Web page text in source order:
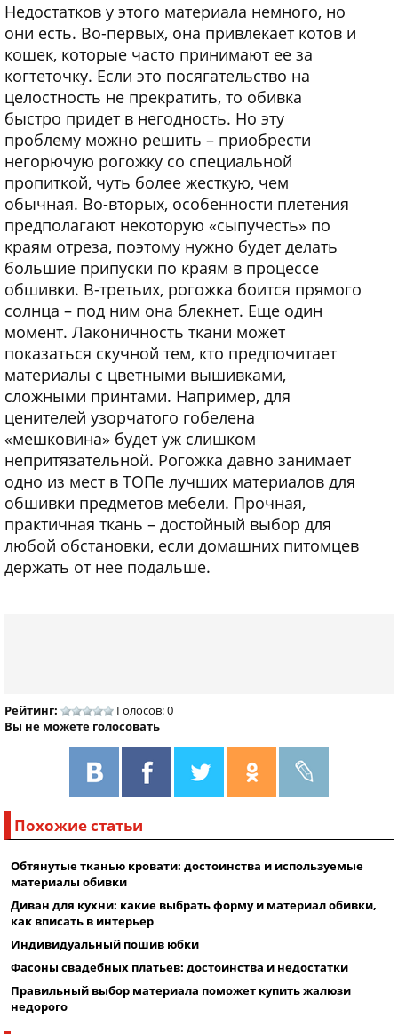
Недостатков у этого материала немного, но
они есть. Во-первых, она привлекает котов и
кошек, которые часто принимают ее за
когтеточку. Если это посягательство на
целостность не прекратить, то обивка
быстро придет в негодность. Но эту
проблему можно решить – приобрести
негорючую рогожку со специальной
пропиткой, чуть более жесткую, чем
обычная. Во-вторых, особенности плетения
предполагают некоторую «сыпучесть» по
краям отреза, поэтому нужно будет делать
большие припуски по краям в процессе
обшивки. В-третьих, рогожка боится прямого
солнца – под ним она блекнет. Еще один
момент. Лаконичность ткани может
показаться скучной тем, кто предпочитает
материалы с цветными вышивками,
сложными принтами. Например, для
ценителей узорчатого гобелена
«мешковина» будет уж слишком
непритязательной. Рогожка давно занимает
одно из мест в ТОПе лучших материалов для
обшивки предметов мебели. Прочная,
практичная ткань – достойный выбор для
любой обстановки, если домашних питомцев
держать от нее подальше.
Рейтинг:
Голосов: 0
Вы не можете голосовать
Похожие статьи
Обтянутые тканью кровати: достоинства и используемые
материалы обивки
Диван для кухни: какие выбрать форму и материал обивки,
как вписать в интерьер
Индивидуальный пошив юбки
Фасоны свадебных платьев: достоинства и недостатки
Правильный выбор материала поможет купить жалюзи
недорого